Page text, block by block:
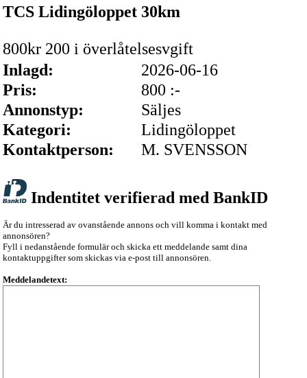
TCS Lidingöloppet 30km
800kr 200 i överlåtelsesvgift
Inlagd:
2026-06-16
Pris:
800 :-
Annonstyp:
Säljes
Kategori:
Lidingöloppet
Kontaktperson:
M. SVENSSON
Indentitet verifierad med BankID
Är du intresserad av ovanstående annons och vill komma i kontakt med
annonsören?
Fyll i nedanstående formulär och skicka ett meddelande samt dina
kontaktuppgifter som skickas via e-post till annonsören.
Meddelandetext: